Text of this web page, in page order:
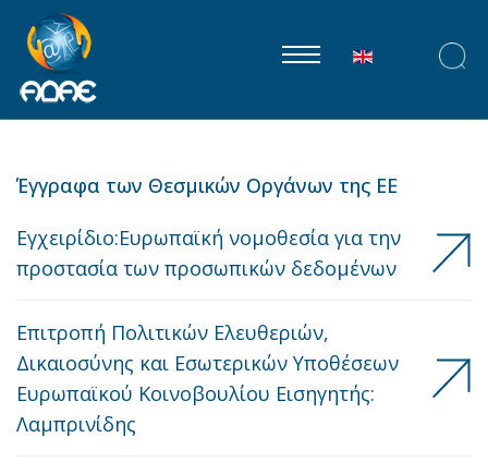
Επιλέξτε τη
Έγγραφα των Θεσμικών Οργάνων της ΕΕ
Εγχειρίδιο:Ευρωπαϊκή νομοθεσία για την
προστασία των προσωπικών δεδομένων
Επιτροπή Πολιτικών Ελευθεριών,
Δικαιοσύνης και Εσωτερικών Υποθέσεων
Ευρωπαϊκού Κοινοβουλίου Εισηγητής:
Λαμπρινίδης